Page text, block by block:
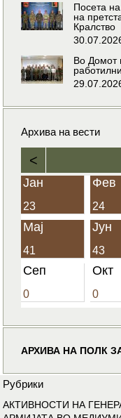
Посета
на
Кралство
Во Домот
Архива на вести
<
Јан
23
Фев
24
Мај
41
Јун
43
Сеп
0
Окт
0
АРХИВА НА ПОЛК
Рубрики
АКТИВНОСТИ НА